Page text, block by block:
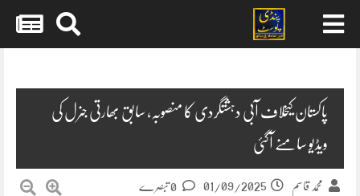
پاکستان کیخلاف آبی دہشتگردی کا منصوبہ، سابق بھارتی جنرل کی
ویڈیو سامنے آگئی
محمد قاسم 01/09/2025